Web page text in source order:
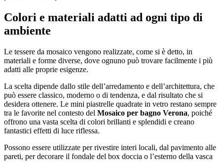
Colori e materiali adatti ad ogni tipo di
ambiente
Le tessere da mosaico vengono realizzate, come si è detto, in
materiali e forme diverse, dove ognuno può trovare facilmente i più
adatti alle proprie esigenze.
La scelta dipende dallo stile dell’arredamento e dell’architettura, che
può essere classico, moderno o di tendenza, e dal risultato che si
desidera ottenere. Le mini piastrelle quadrate in vetro restano sempre
tra le favorite nel contesto del Mosaico per bagno Verona, poiché
offrono una vasta scelta di colori brillanti e splendidi e creano
fantastici effetti di luce riflessa.
Possono essere utilizzate per rivestire interi locali, dal pavimento alle
pareti, per decorare il fondale del box doccia o l’esterno della vasca